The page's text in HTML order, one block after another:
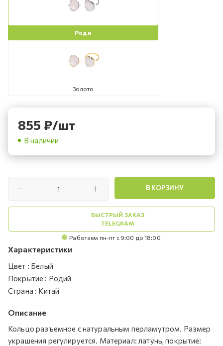
Роди
Золото
855 ₽/шт
В наличии
В КОРЗИНУ
БЫСТРЫЙ ЗАКАЗ
TELEGRAM
Работаем пн-пт с 9:00 до 18:00
Характеристики
Цвет : Белый
Покрытие : Родий
Страна : Китай
Описание
Кольцо разъемное с натуральным перламутром. Размер
украшения регулируется. Материал: латунь, покрытие: